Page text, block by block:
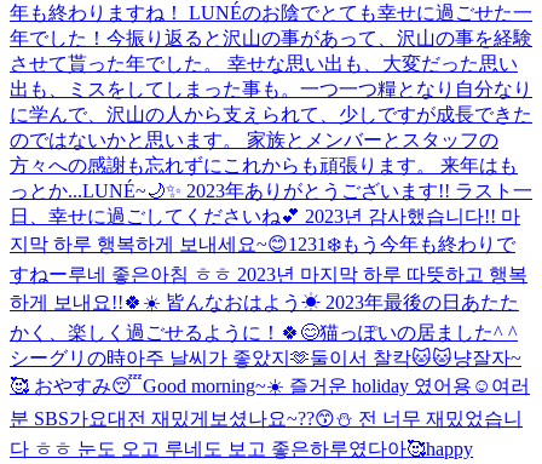
年も終わりますね！ LUNÉのお陰でとても幸せに過ごせた一
年でした！今振り返ると沢山の事があって、沢山の事を経験
させて貰った年でした。 幸せな思い出も、大変だった思い
出も、ミスをしてしまった事も。一つ一つ糧となり自分なり
に学んで、沢山の人から支えられて、少しですが成長できた
のではないかと思います。 家族とメンバーとスタッフの
方々への感謝も忘れずにこれからも頑張ります。 来年はも
っとか...LUNÉ~🌙✨️ 2023年ありがとうございます!! ラスト一
日、幸せに過ごしてくださいね💕︎ 2023년 감사했습니다!! 마
지막 하루 행복하게 보내세요~😊1231❄️もう今年も終わりで
すねー루네 좋은아침 ㅎㅎ 2023년 마지막 하루 따뜻하고 행복
하게 보내요!!🍀☀️ 皆んなおはよう☀ 2023年最後の日あたた
かく、楽しく過ごせるように！🍀😊猫っぽいの居ました^ ^
シーグリの時아주 날씨가 좋았지🫶둘이서 찰칵🐱🐱냥잘자~
🥰 おやすみ😴Good morning~☀️ 즐거운 holiday 였어용☺️ 여러
분 SBS가요대전 재밌게보셨나요~??😙⛄️ 전 너무 재밌었습니
다 ㅎㅎ 눈도 오고 루네도 보고 좋은하루였다아🥰happy